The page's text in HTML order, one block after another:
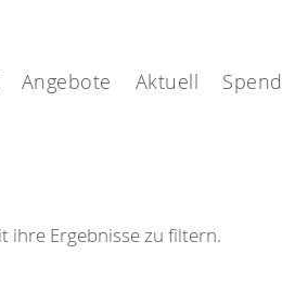
Angebote Aktuell
ihre Ergebnisse zu filtern.